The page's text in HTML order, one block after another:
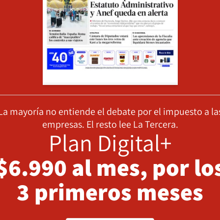
mayoría no entiende el debate por el impuesto a
empresas. El resto lee La Tercera.
Plan Digital+
al mes, por
3 primeros meses